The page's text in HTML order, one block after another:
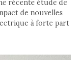
récente étude de
de nouvelles
à forte part